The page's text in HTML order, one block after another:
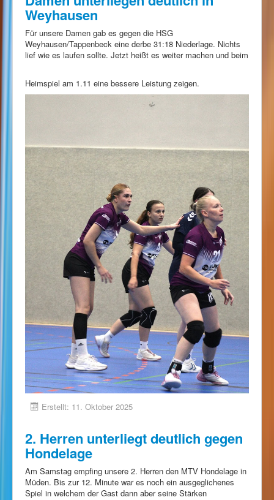
Weyhausen
Für unsere Damen gab es gegen die HSG
Weyhausen/Tappenbeck eine derbe 31:18 Niederlage. Nichts
lief wie es laufen sollte. Jetzt heißt es weiter machen und beim
Heimspiel am 1.11 eine bessere Leistung zeigen.
Erstellt: 11. Oktober 2025
2. Herren unterliegt deutlich gegen
Hondelage
Am Samstag empfing unsere 2. Herren den MTV Hondelage in
Müden. Bis zur 12. Minute war es noch ein ausgeglichenes
Spiel in welchem der Gast dann aber seine Stärken